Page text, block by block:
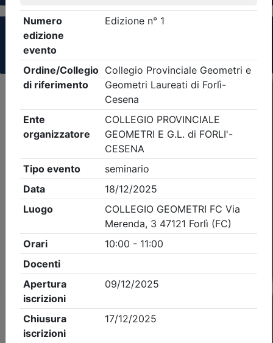
Clicca qui - espandi la sezione dei filtri ricerca
Criteri di ricerca applicati:
- Tipo Ordine/collegio:Geometri- Ordine:Forlì-
- Eventi in programma dal
Precedente 1 Successiva
Nessun risultato per i parametri inseriti
Esito della ricerca eventi formativi